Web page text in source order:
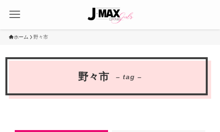
ホーム 野々市
野々市 – tag –